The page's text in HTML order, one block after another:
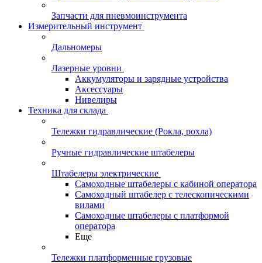
Запчасти для пневмоинструмента
Измерительный инструмент
Дальномеры
Лазерные уровни
Аккумуляторы и зарядные устройства
Аксессуары
Нивелиры
Техника для склада
Тележки гидравлические (Рокла, рохла)
Ручные гидравлические штабелеры
Штабелеры электрические
Самоходные штабелеры с кабиной оператора
Самоходный штабелер с телескопическими
вилами
Самоходные штабелеры с платформой
оператора
Еще
Тележки платформенные грузовые